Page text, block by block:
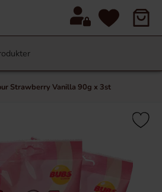
Strawberry Vanilla 90g x 3st